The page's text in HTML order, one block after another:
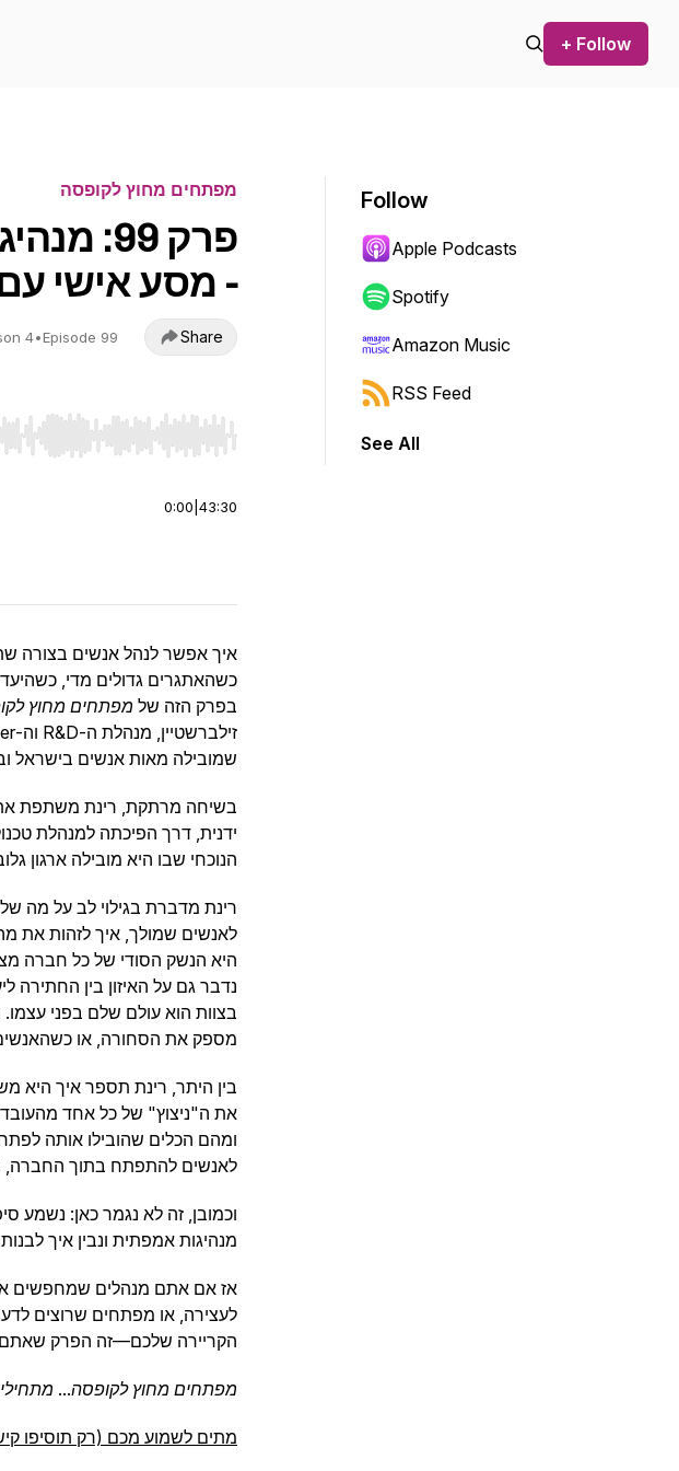
+ Follow
מפתחים מחוץ לקופסה
פרק 99:
- מסע אישי עם
4•Episode 99 Share
End to jump to start or end. Hold shift to jump forward or backward.
0:00 43:30
איך אפשר לנהל אנשים בצורה
כשהאתגרים גדולים מדי,
בפרק הזה של מפתחים מחוץ
שמובילה מאות אנשים בישראל
בשיחה מרתקת, רינת משתפת
ידנית, דרך הפיכתה למנהלת
הנוכחי שבו היא מובילה ארגון
רינת מדברת בגילוי לב על מה
לאנשים שמולך, איך לזהות את
היא הנשק הסודי של כל חברה
נדבר גם על האיזון בין החתירה
בצוות הוא עולם שלם בפני
מספק את הסחורה, או
בין היתר, רינת תספר איך היא
את ה"ניצוץ" של כל אחד
ומהם הכלים שהובילו אותה
לאנשים להתפתח בתוך החברה,
וכמובן, זה לא נגמר כאן: נשמע
מנהיגות אמפתית ונבין איך
אז אם אתם מנהלים שמחפשים
לעצירה, או מפתחים שרוצים
הקריירה שלכם—זה הפרק
מפתחים מחוץ לקופסה...
מתים לשמוע מכם (רק תוסיפו
Follow
Apple Podcasts
Spotify
Amazon Music
RSS Feed
See All